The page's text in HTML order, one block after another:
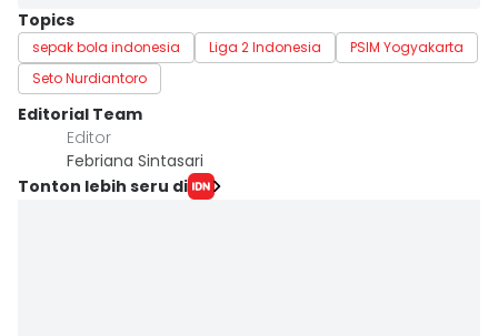
Topics
sepak bola indonesia Liga 2 Indonesia
PSIM Yogyakarta
Seto Nurdiantoro
Editorial Team
Editor
Febriana Sintasari
Tonton lebih seru di